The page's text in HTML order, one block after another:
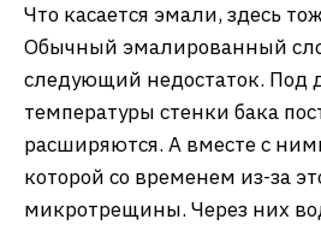
Что касается эмали, здесь
Обычный эмалированный
следующий недостаток. Под
температуры стенки бака
расширяются. А вместе с
которой со временем из-за
микротрещины. Через них